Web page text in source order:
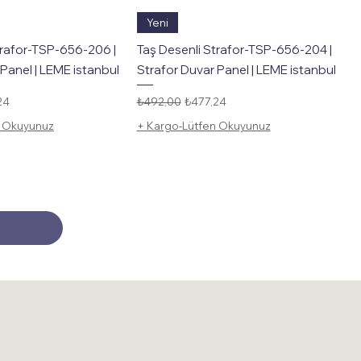
TSP-656-206 |
| LEME istanbul
Fiyat
Yeni
Taş Desenli Strafor-TSP-656-204 |
Strafor Duvar Panel | LEME istanbul
Normal Fiyat
₺492,00 İndirimli Fiyat
₺477,24
+ Kargo-Lütfen Okuyunuz